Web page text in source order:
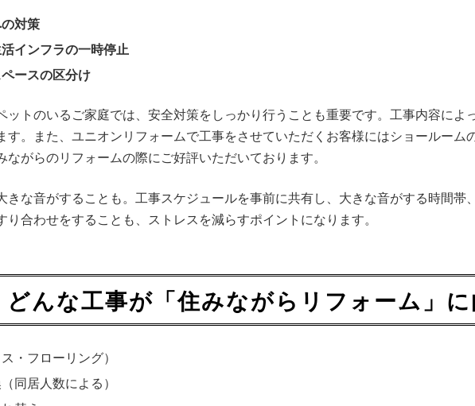
対策
インフラの一時停止
ースの区分け
ットのいるご家庭では、安全対策をしっかり行うことも重要です。工事内容に
す。また、ユニオンリフォームで工事をさせていただくお客様にはショールー
がらのリフォームの際にご好評いただいております。
きな音がすることも。工事スケジュールを事前に共有し、大きな音がする時間
合わせをすることも、ストレスを減らすポイントになります。
んな工事が「住みながらリフォーム」
・フローリング）
同居人数による）